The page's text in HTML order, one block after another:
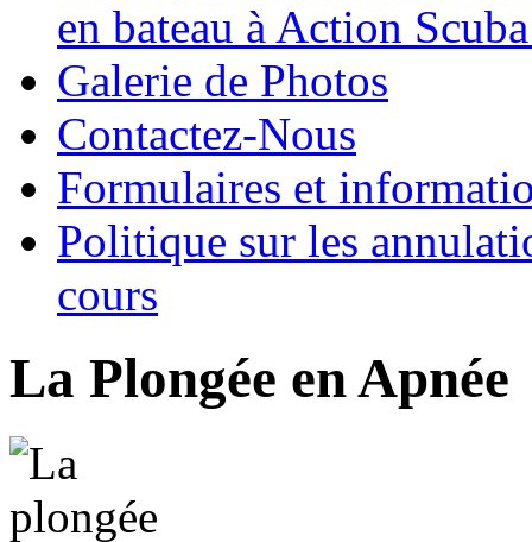
en bateau à Action
Galerie de Photos
Contactez-Nous
Formulaires et
Politique sur les
cours
La Plongée en Apnée